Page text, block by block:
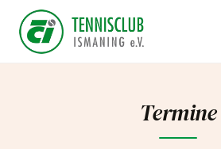
Termine